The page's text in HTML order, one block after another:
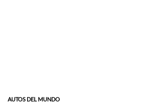
AUTOS DEL MUNDO